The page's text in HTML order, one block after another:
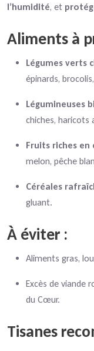
l’humidité, et
Aliments à
Légumes verts
épinards,
Légumineuses
chiches, haricots
Fruits riches
melon, pêche
Céréales
gluant.
À éviter :
Aliments gras,
Excès de viande
du Cœur.
Tisanes